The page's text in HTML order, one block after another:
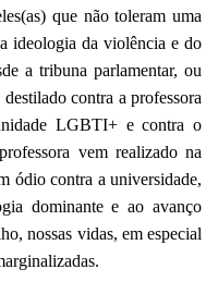
que não toleram uma
ideologia da violência e do
a tribuna parlamentar, ou
contra a professora
LGBTI+ e contra o
vem realizado na
ódio contra a universidade,
dominante e ao avanço
nossas vidas, em especial